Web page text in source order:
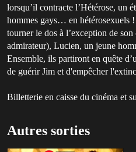
lorsqu’il contracte l’Hétérose, un
hommes gays… en hétérosexuels
tourner le dos à l’exception de
admirateur), Lucien, un jeune
Ensemble, ils partiront en quête
de guérir Jim et d'empêcher
Billetterie en caisse du cinéma et
Autres sorties